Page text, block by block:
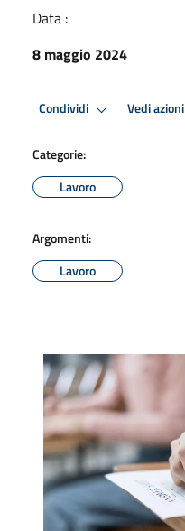
Data :
8 maggio 2024
Condividi Vedi azioni
Categorie:
Lavoro
Argomenti:
Lavoro